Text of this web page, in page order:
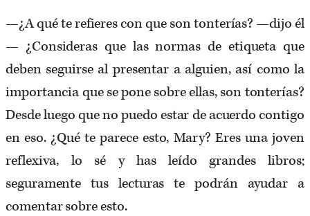
—¿A qué te refieres con que son tonterías? —dijo él
— ¿Consideras que las normas de etiqueta que
deben seguirse al presentar a alguien, así como la
importancia que se pone sobre ellas, son tonterías?
Desde luego que no puedo estar de acuerdo contigo
en eso. ¿Qué te parece esto, Mary? Eres una joven
reflexiva, lo sé y has leído grandes libros;
seguramente tus lecturas te podrán ayudar a
comentar sobre esto.